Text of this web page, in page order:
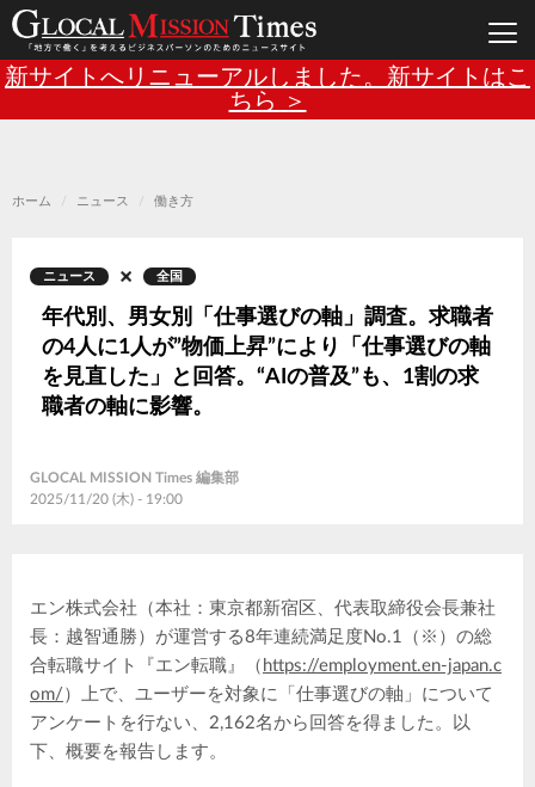
メ
イ
ン
移
動
Main
新サイトへリニューアルしました。新サイトはこ
ちら ＞
ホーム ニュース 働き方
ニュース 全国
年代別、男女別「仕事選びの軸」調査。求職者
の4人に1人が”物価上昇”により「仕事選びの軸
を見直した」と回答。“AIの普及”も、1割の求
職者の軸に影響。
GLOCAL MISSION Times 編集部
2025/11/20 (木) - 19:00
エン株式会社（本社：東京都新宿区、代表取締役会長兼社
長：越智通勝）が運営する8年連続満足度No.1（※）の総
合転職サイト『エン転職』（ https://employment.en-japan.c
om/ ）上で、ユーザーを対象に「仕事選びの軸」について
アンケートを行ない、2,162名から回答を得ました。以
下、概要を報告します。